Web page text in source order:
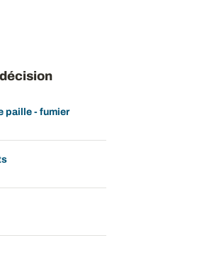
décision
paille - fumier